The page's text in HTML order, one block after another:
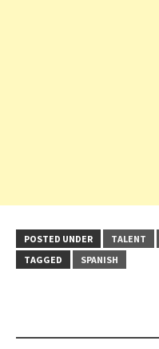
POSTED UNDER TALENT
TAGGED
SPANISH